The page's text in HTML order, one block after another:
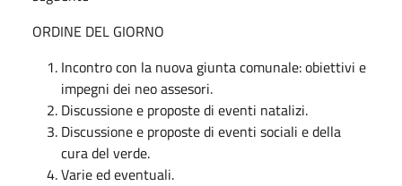
ORDINE DEL GIORNO
Incontro con la nuova giunta comunale: obiettivi e
impegni dei neo assesori.
Discussione e proposte di eventi natalizi.
Discussione e proposte di eventi sociali e della
cura del verde.
Varie ed eventuali.